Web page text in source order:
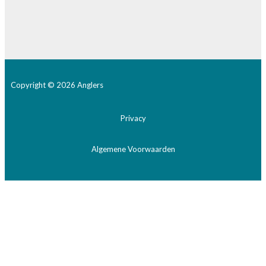
Copyright © 2026 Anglers
Privacy
Algemene Voorwaarden